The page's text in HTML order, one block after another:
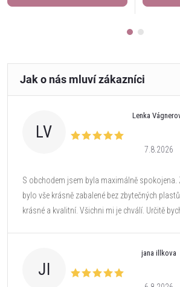
LV
Lenka
7.8.2026
S obchodem jsem byla maximálně spokojena.
bylo vše krásně zabalené bez zbytečných
krásné a kvalitní. Všichni mi je chválí. Určitě
JI
jana illkova